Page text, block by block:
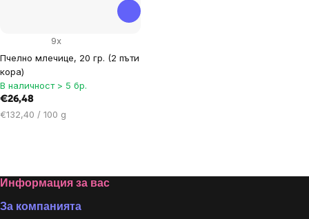
Пчелно млечице, 20 гр. (2 пъти
кора)
9x
В наличност > 5 бр.
€26,48
Цена
€132,40 / 100 g
controls
Footer
Информация за вас
За компанията